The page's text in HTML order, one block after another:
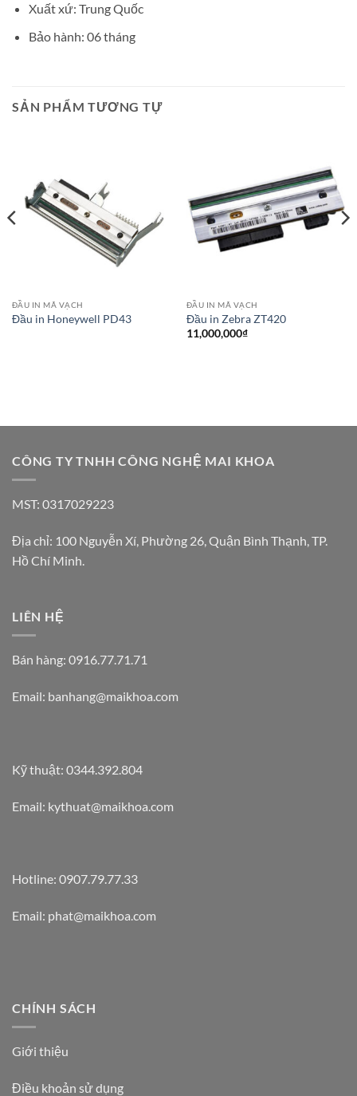
Xuất xứ: Trung Quốc
Bảo hành: 06 tháng
SẢN PHẨM TƯƠNG TỰ
ĐẦU IN MÃ VẠCH
Đầu in Honeywell PD43
ĐẦU IN MÃ VẠCH
Đầu in Zebra ZT420
11,000,000₫
CÔNG TY TNHH CÔNG NGHỆ MAI KHOA
MST: 0317029223
Địa chỉ: 100 Nguyễn Xí, Phường 26, Quận Bình Thạnh, TP.
Hồ Chí Minh.
LIÊN HỆ
Bán hàng: 0916.77.71.71
Email: banhang@maikhoa.com
Kỹ thuật: 0344.392.804
Email: kythuat@maikhoa.com
Hotline: 0907.79.77.33
Email: phat@maikhoa.com
CHÍNH SÁCH
Giới thiệu
Điều khoản sử dụng